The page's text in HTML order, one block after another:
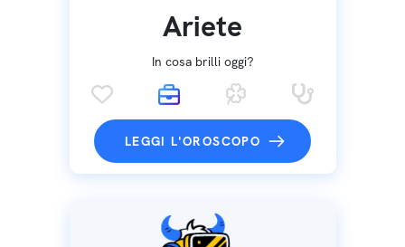
Ariete
In cosa brilli oggi?
LEGGI L'OROSCOPO